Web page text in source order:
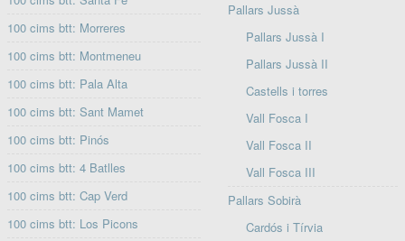
100 cims btt: Morreres
100 cims btt: Montmeneu
100 cims btt: Pala Alta
100 cims btt: Sant Mamet
100 cims btt: Pinós
100 cims btt: 4 Batlles
100 cims btt: Cap Verd
100 cims btt: Los Picons
Pallars Jussà
Pallars Jussà I
Pallars Jussà II
Castells i torres
Vall Fosca I
Vall Fosca II
Vall Fosca III
Pallars Sobirà
Cardós i Tírvia